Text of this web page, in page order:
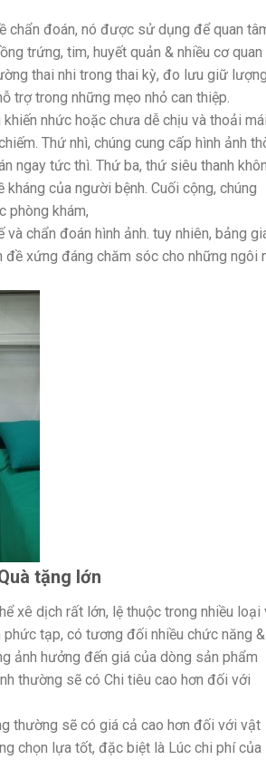
chẩn đoán, nó được sử dụng để quan
trứng, tim, huyết quản & nhiều cơ quan
thai nhi trong thai kỳ, đo lưu giữ lượng
trợ trong những mẹo nhỏ can thiệp.
nhức hoặc chưa dễ chịu và thoải mái
Thứ nhì, chúng cung cấp hình ảnh
ngay tức thì. Thứ ba, thứ siêu thanh
của người bệnh. Cuối cộng, chúng
phòng khám,
chẩn đoán hình ảnh. tuy nhiên, bảng
xứng đáng chăm sóc cho những ngôi
tặng lớn
xê dịch rất lớn, lệ thuộc trong nhiều loại
tạp, có tương đối nhiều chức năng &
ảnh hưởng đến giá của dòng sản phẩm
thường sẽ có Chi tiêu cao hơn đối với
thường sẽ có giá cả cao hơn đối với vật
chọn lựa tốt, đặc biệt là Lúc chi phí của